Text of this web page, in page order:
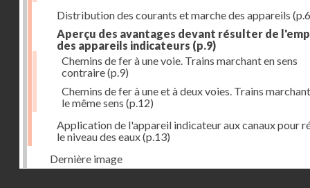
Distribution des courants et marche des appareils
Aperçu des avantages devant résulter de
des appareils indicateurs (p.9)
Chemins de fer à une voie. Trains marchant en sens
contraire(p.9)
Chemins de fer à une et à deux voies. Trains
le même sens (p.12)
Application de l'appareil indicateur aux canaux pour
le niveau des eaux(p.13)
Dernière image